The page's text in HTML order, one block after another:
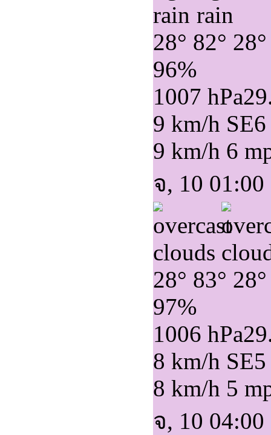
28° 82° 28°
96%
1007 hPa
9 km/h SE
9 km/h 6
จ, 10 01:00
28° 83° 28°
97%
1006 hPa
8 km/h SE
8 km/h 5
จ, 10 04:00